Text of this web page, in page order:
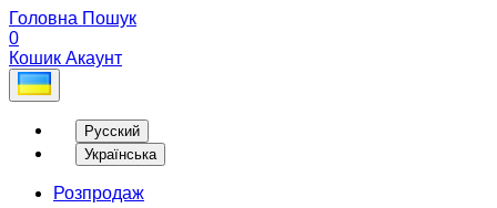
Головна Пошук
0
Кошик Акаунт
Русский
Українська
Розпродаж